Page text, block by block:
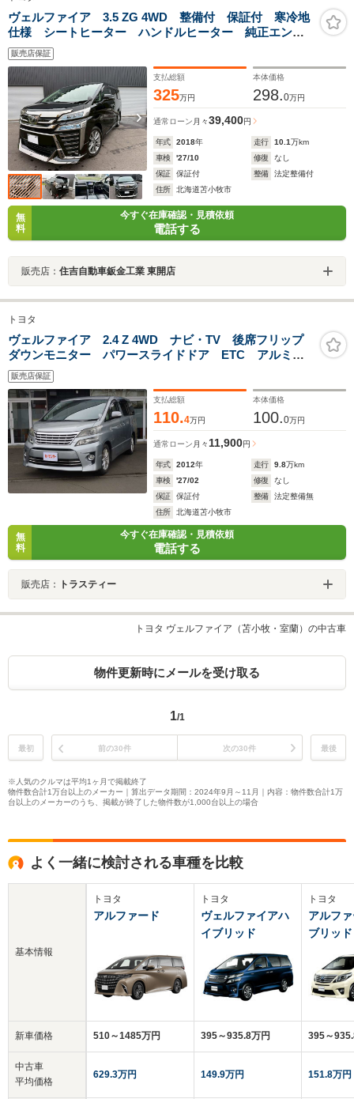
ヴェルファイア 3.5 ZG 4WD 整備付 保証付 寒冷地
仕様 シートヒーター ハンドルヒーター 純正エンス
タ一体型キー 両側電動スライド 電動リアゲート 電
動シート 夏冬タイヤホイールワイパー ナビ
BLUETOOTH ETC
販売店保証
支払総額
325万円
本体価格
298.0万円
通常ローン 月々39,400円
年式 2018年 走行 10.1万km
車検
'27/10 修復
なし
保証
保証付 整備
法定整備付
住所
北海道苫小牧市
無
料
今すぐ在庫確認・見積依頼
電話する
販売店： 住吉自動車鈑金工業 東開店
トヨタ
ヴェルファイア 2.4 Z 4WD ナビ・TV 後席フリップ
ダウンモニター パワースライドドア ETC アルミ
セカンドシートオットマン付 HID フォグ バックカメ
ラ
販売店保証
支払総額
110.4万円
本体価格
100.0万円
通常ローン 月々 11,900円
年式 2012年 走行 9.8万km
車検
'27/02 修復
なし
保証
保証付 整備
法定整備無
住所
北海道苫小牧市
無
料
今すぐ在庫確認・見積依頼
電話する
販売店： トラスティー
トヨタ ヴェルファイア（苫小牧・室蘭）の中古車
物件更新時にメールを受け取る
1/1
最初 前の30件 次の30件 最後
※人気のクルマは平均1ヶ月で掲載終了
物件数合計1万台以上のメーカー｜算出データ期間：2024年9月～11月｜内容：物件数合計1万
台以上のメーカーのうち、掲載が終了した物件数が1,000台以上の場合
よく一緒に検討される車種を比較
基本情報
新車価格
中古車
平均価格
トヨタ
アルファード
510～1485万円
629.3万円
トヨタ
ヴェルファイアハ
イブリッド
395～935.8万円
149.9万円
トヨタ
アルフ
ブリッド
395～
151.8万円